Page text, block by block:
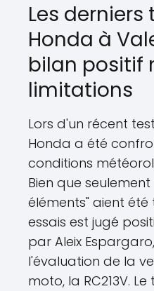
Les derniers
Honda à
bilan positif
limitations
Lors d'un récent
Honda a été
conditions
Bien que
éléments" aient été
essais est jugé
par Aleix
l'évaluation de la
moto, la RC213V.